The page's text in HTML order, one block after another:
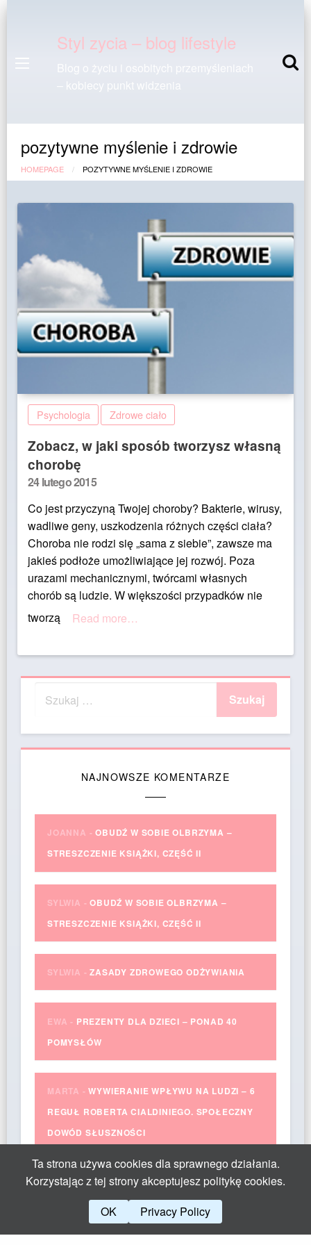
Styl zycia – blog lifestyle
– kobiecy punkt widzenia
pozytywne myślenie i zdrowie
HOMEPAGE POZYTYWNE MYŚLENIE I ZDROWIE
Psychologia Zdrowe ciało
Zobacz, w jaki sposób tworzysz własną
chorobę
Posted
24 lutego 2015
Co jest przyczyną Twojej choroby? Bakterie, wirusy,
wadliwe geny, uszkodzenia różnych części ciała?
Choroba nie rodzi się „sama z siebie”, zawsze ma
jakieś podłoże umożliwiające jej rozwój. Poza
urazami mechanicznymi, twórcami własnych
chorób są ludzie. W większości przypadków nie
tworzą
Read more…
NAJNOWSZE KOMENTARZE
JOANNA -OBUDŹ W SOBIE OLBRZYMA –
STRESZCZENIE KSIĄŻKI, CZĘŚĆ II
SYLWIA -OBUDŹ W SOBIE OLBRZYMA –
STRESZCZENIE KSIĄŻKI, CZĘŚĆ II
SYLWIA -ZASADY ZDROWEGO ODŻYWIANIA
EWA - PREZENTY DLA DZIECI – PONAD 40
POMYSŁÓW
MARTA -WYWIERANIE WPŁYWU NA LUDZI – 6
REGUŁ ROBERTA CIALDINIEGO. SPOŁECZNY
DOWÓD SŁUSZNOŚCI
Theme by Yangiz
Ta strona używa cookies dla sprawnego działania.
Korzystając z tej strony akceptujesz politykę cookies.
OK
Privacy Policy